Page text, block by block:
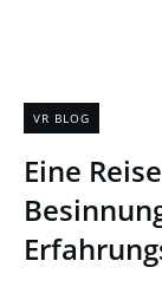
VR BLOG
Eine